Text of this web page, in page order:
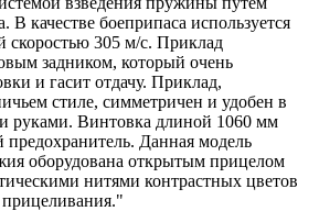
В качестве боеприпаса используется
скоростью 305 м/с. Приклад
задником, который очень
и гасит отдачу. Приклад,
стиле, симметричен и удобен в
руками. Винтовка длиной 1060 мм
предохранитель. Данная модель
оборудована открытым прицелом
нитями контрастных цветов
прицеливания."